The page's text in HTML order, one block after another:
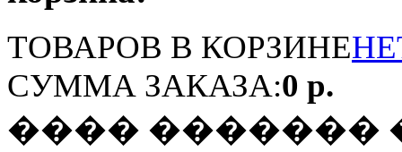
ТОВАРОВ В КОРЗИНЕ
СУММА ЗАКАЗА:0 р.
���� �������